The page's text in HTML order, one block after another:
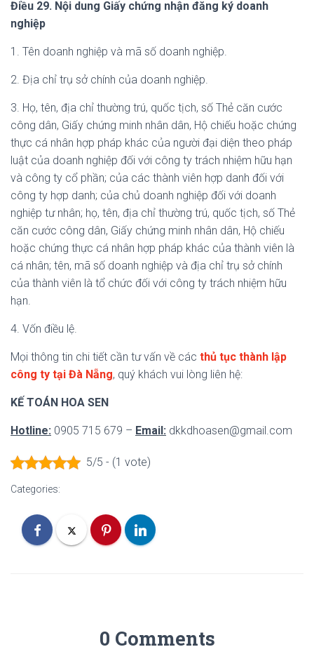
Điều 29. Nội dung Giấy chứng nhận đăng ký doanh
nghiệp
1. Tên doanh nghiệp và mã số doanh nghiệp.
2. Địa chỉ trụ sở chính của doanh nghiệp.
3. Họ, tên, địa chỉ thường trú, quốc tịch, số Thẻ căn cước
công dân, Giấy chứng minh nhân dân, Hộ chiếu hoặc chứng
thực cá nhân hợp pháp khác của người đại diện theo pháp
luật của doanh nghiệp đối với công ty trách nhiệm hữu hạn
và công ty cổ phần; của các thành viên hợp danh đối với
công ty hợp danh; của chủ doanh nghiệp đối với doanh
nghiệp tư nhân; họ, tên, địa chỉ thường trú, quốc tịch, số Thẻ
căn cước công dân, Giấy chứng minh nhân dân, Hộ chiếu
hoặc chứng thực cá nhân hợp pháp khác của thành viên là
cá nhân; tên, mã số doanh nghiệp và địa chỉ trụ sở chính
của thành viên là tổ chức đối với công ty trách nhiệm hữu
hạn.
4. Vốn điều lệ.
Mọi thông tin chi tiết cần tư vấn về các thủ tục thành lập
công ty tại Đà Nẵng, quý khách vui lòng liên hệ:
KẾ TOÁN HOA SEN
Hotline: 0905 715 679 – Email: dkkdhoasen@gmail.com
5/5 - (1 vote)
Categories:
0 Comments